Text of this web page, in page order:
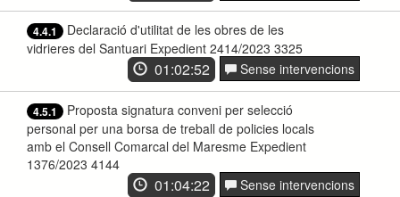
4.4.1
Declaració d'utilitat de les obres de les
vidrieres del Santuari Expedient 2414/2023 3325
01:02:52 Sense intervencions
4.5.1
Proposta signatura conveni per selecció
personal per una borsa de treball de policies locals
amb el Consell Comarcal del Maresme Expedient
1376/2023 4144
01:04:22 Sense intervencions